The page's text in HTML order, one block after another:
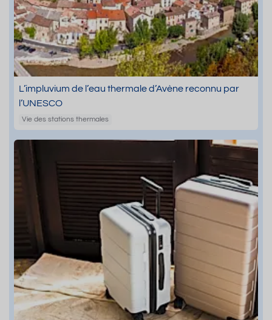
L’impluvium de l’eau thermale d’Avène reconnu par
l’UNESCO
Vie des stations thermales